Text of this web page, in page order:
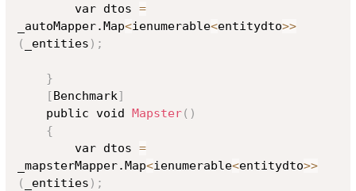
        var dtos
=
_autoMapper.Map<ienumerable<entitydto>>
(
_entities ) ;
}
[Benchmark]
    public void
Mapster( )
{
        var dtos
=
_mapsterMapper.Map<ienumerable<entitydto>>
(
_entities ) ;